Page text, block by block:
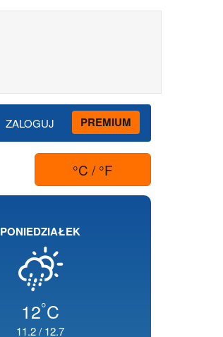
ZALOGUJ PREMIUM
°C / °F
PONIEDZIAŁEK
12°C
11.2/ 12.7